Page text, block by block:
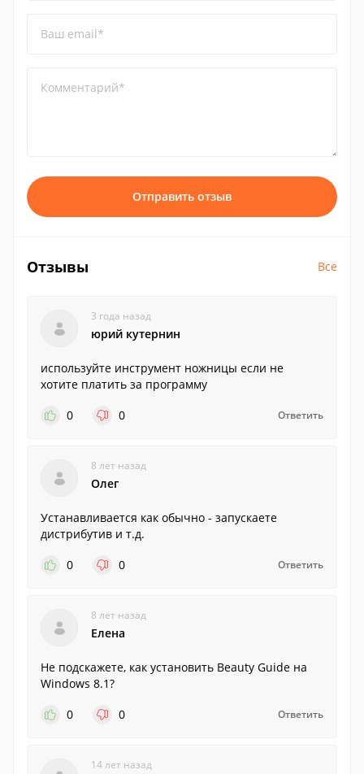
Ваш email*
Комментарий*
Отправить отзыв
Отзывы Все
3 года назад
юрий кутернин
используйте инструмент ножницы если не
хотите платить за программу
0
0 Ответить
8 лет назад
Олег
Устанавливается как обычно - запускаете
дистрибутив и т.д.
0
0 Ответить
8 лет назад
Елена
Не подскажете, как установить Beauty Guide на
Windows 8.1?
0
0 Ответить
14 лет назад